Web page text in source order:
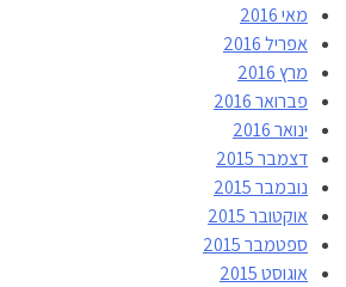
מאי 2016
אפריל 2016
מרץ 2016
פברואר 2016
ינואר 2016
דצמבר 2015
נובמבר 2015
אוקטובר 2015
ספטמבר 2015
אוגוסט 2015